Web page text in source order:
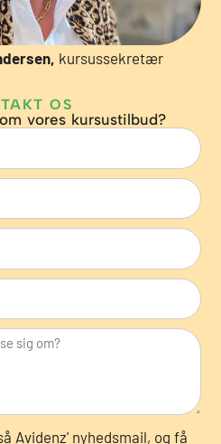
OS
vores kursustilbud?
Avidenz' nyhedsmail, og få
kursussekretær